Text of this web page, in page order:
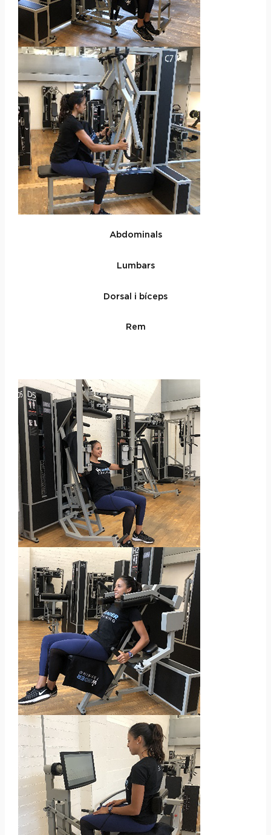
Abdominals
Lumbars
Dorsal i bíceps
Rem